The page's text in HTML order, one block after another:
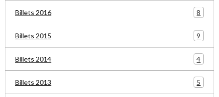
Billets 2016 8
Billets 2015 9
Billets 2014 4
Billets 2013 5